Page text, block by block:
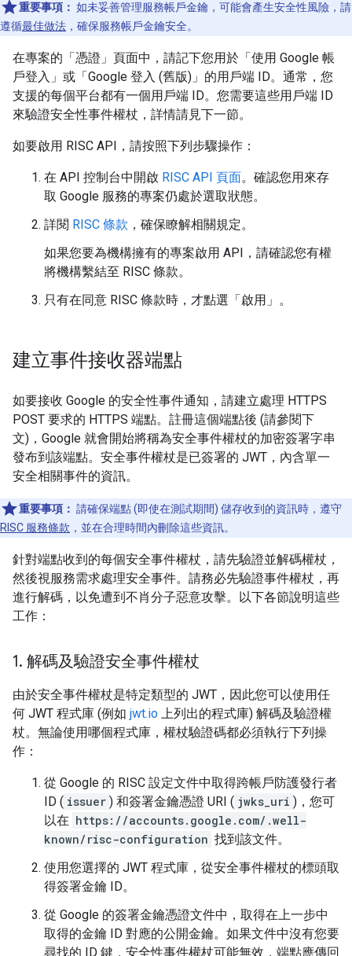
重要事項： 如未妥善管理服務帳戶金鑰，可能會產生安全性風險，請
遵循最佳做法 ，確保服務帳戶金鑰安全。
在專案的「憑證」頁面中，請記下您用於「使用 Google 帳
戶登入」或「Google 登入 (舊版)」的用戶端 ID。通常，您
支援的每個平台都有一個用戶端 ID。您需要這些用戶端 ID
來驗證安全性事件權杖，詳情請見下一節。
如要啟用 RISC API，請按照下列步驟操作：
在 API 控制台中開啟 RISC API 頁面。確認您用來存
取 Google 服務的專案仍處於選取狀態。
詳閱 RISC 條款 ，確保瞭解相關規定。
如果您要為機構擁有的專案啟用 API，請確認您有權
將機構繫結至 RISC 條款。
只有在同意 RISC 條款時，才點選「啟用」 。
建立事件接收器端點
如要接收 Google 的安全性事件通知，請建立處理 HTTPS
POST 要求的 HTTPS 端點。註冊這個端點後 (請參閱下
文)，Google 就會開始將稱為安全事件權杖的加密簽署字串
發布到該端點。安全事件權杖是已簽署的 JWT，內含單一
安全相關事件的資訊。
重要事項： 請確保端點 (即使在測試期間) 儲存收到的資訊時，遵守
RISC 服務條款 ，並在合理時間內刪除這些資訊。
針對端點收到的每個安全事件權杖，請先驗證並解碼權杖，
然後視服務需求處理安全事件。請務必先驗證事件權杖，再
進行解碼，以免遭到不肖分子惡意攻擊。 以下各節說明這些
工作：
1. 解碼及驗證安全事件權杖
由於安全事件權杖是特定類型的 JWT，因此您可以使用任
何 JWT 程式庫 (例如 jwt.io 上列出的程式庫) 解碼及驗證權
杖。無論使用哪個程式庫，權杖驗證碼都必須執行下列操
作：
從 Google 的 RISC 設定文件中取得跨帳戶防護發行者
ID ( issuer ) 和簽署金鑰憑證 URI ( jwks_uri )，您可
以在 https://accounts.google.com/.well-
known/risc-configuration 找到該文件。
使用您選擇的 JWT 程式庫，從安全事件權杖的標頭取
得簽署金鑰 ID。
從 Google 的簽署金鑰憑證文件中，取得在上一步中
取得的金鑰 ID 對應的公開金鑰。如果文件中沒有您要
尋找的 ID 鍵，安全性事件權杖可能無效，端點應傳回